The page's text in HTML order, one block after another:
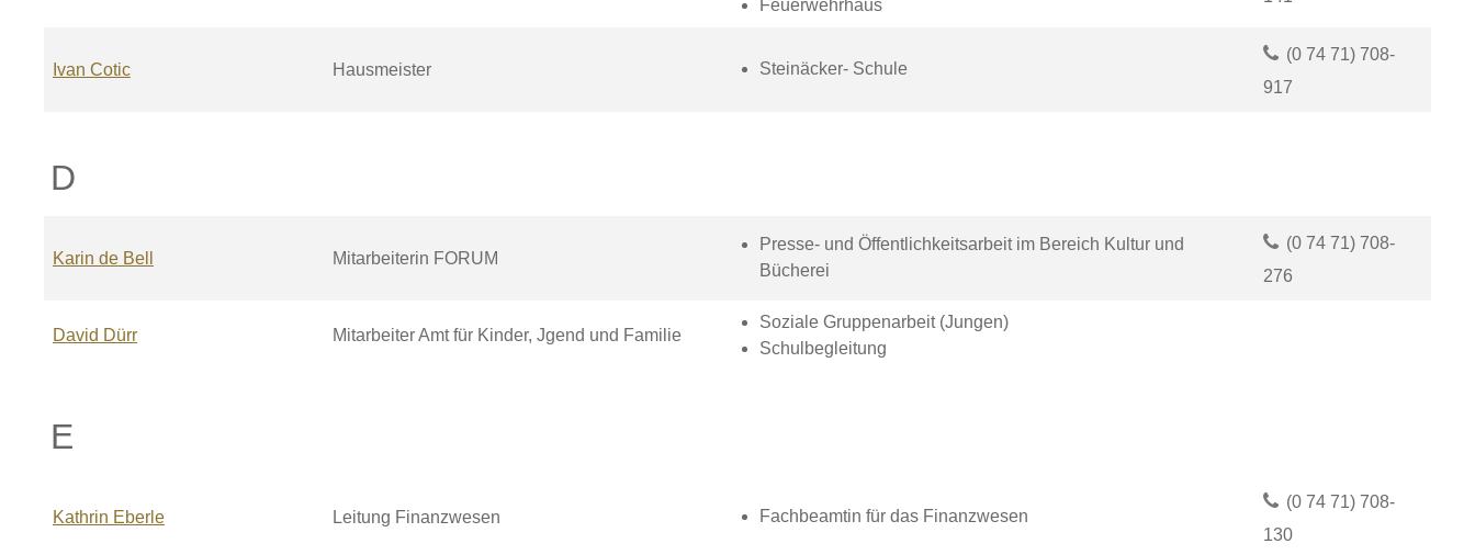
Feuerwehrhaus
Ivan Cotic Hausmeister Steinäcker- Schule
(0 74 71) 708-
917
D
Karin de Bell Mitarbeiterin FORUM
Presse- und Öffentlichkeitsarbeit im Bereich Kultur und
Bücherei
(0 74 71) 708-
276
David Dürr Mitarbeiter Amt für Kinder, Jgend und Familie
Soziale Gruppenarbeit (Jungen)
Schulbegleitung
E
Kathrin Eberle Leitung Finanzwesen Fachbeamtin für das Finanzwesen
(0 74 71) 708-
130